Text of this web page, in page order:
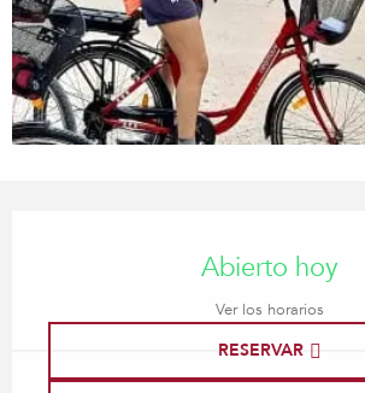
Abierto hoy
Ver los horarios
RESERVAR